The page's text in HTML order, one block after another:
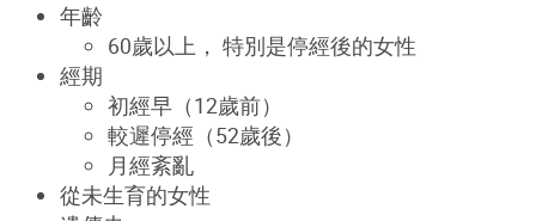
年齡
60歲以上， 特別是停經後的女性
經期
初經早（12歲前）
較遲停經（52歲後）
月經紊亂
從未生育的女性